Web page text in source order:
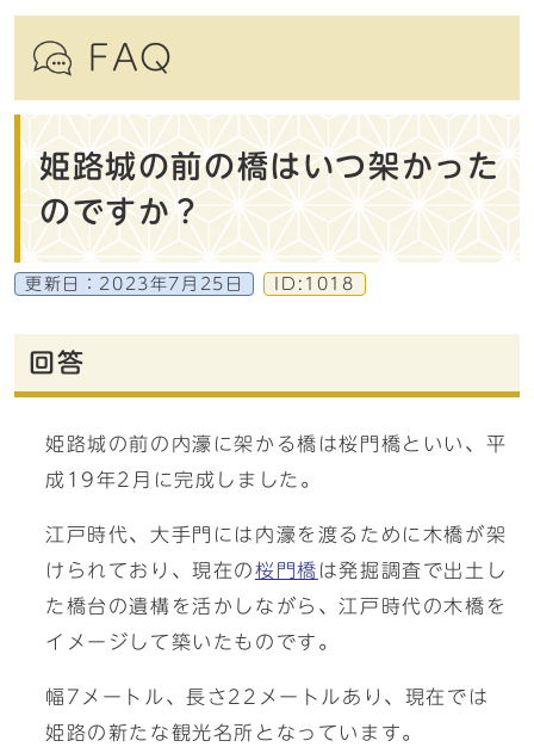
FAQ
姫路城の前の橋はいつ架かった
のですか？
更新日： 2023年7月25日 ID:1018
回答
姫路城の前の内濠に架かる橋は桜門橋といい、平
成19年2月に完成しました。
江戸時代、大手門には内濠を渡るために木橋が架
けられており、現在の桜門橋 は発掘調査で出土し
た橋台の遺構を活かしながら、江戸時代の木橋を
イメージして築いたものです。
幅7メートル、長さ22メートルあり、現在では
姫路の新たな観光名所となっています。